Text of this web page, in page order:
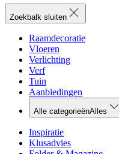
Zoekbalk sluiten
Raamdecoratie
Vloeren
Verlichting
Verf
Tuin
Aanbiedingen
Alle categorieënAlles
Inspiratie
Klusadvies